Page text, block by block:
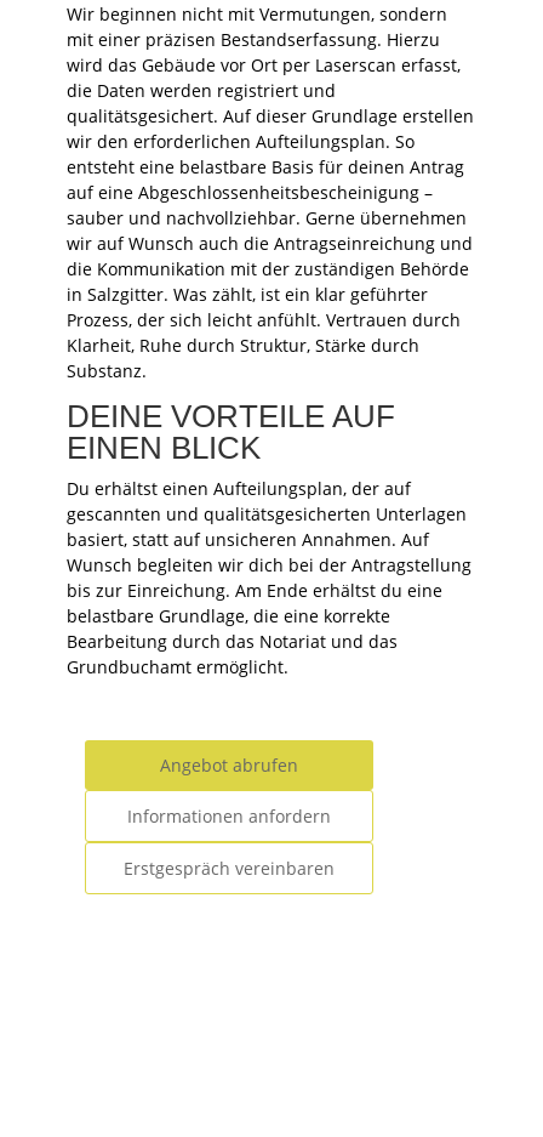
Wir beginnen nicht mit Vermutungen, sondern
mit einer präzisen Bestandserfassung. Hierzu
wird das Gebäude vor Ort per Laserscan erfasst,
die Daten werden registriert und
qualitätsgesichert. Auf dieser Grundlage erstellen
wir den erforderlichen Aufteilungsplan. So
entsteht eine belastbare Basis für deinen Antrag
auf eine Abgeschlossenheitsbescheinigung –
sauber und nachvollziehbar. Gerne übernehmen
wir auf Wunsch auch die Antragseinreichung und
die Kommunikation mit der zuständigen Behörde
in Salzgitter. Was zählt, ist ein klar geführter
Prozess, der sich leicht anfühlt. Vertrauen durch
Klarheit, Ruhe durch Struktur, Stärke durch
Substanz.
DEINE VORTEILE AUF
EINEN BLICK
Du erhältst einen Aufteilungsplan, der auf
gescannten und qualitätsgesicherten Unterlagen
basiert, statt auf unsicheren Annahmen. Auf
Wunsch begleiten wir dich bei der Antragstellung
bis zur Einreichung. Am Ende erhältst du eine
belastbare Grundlage, die eine korrekte
Bearbeitung durch das Notariat und das
Grundbuchamt ermöglicht.
Angebot abrufen
Informationen anfordern
Erstgespräch vereinbaren